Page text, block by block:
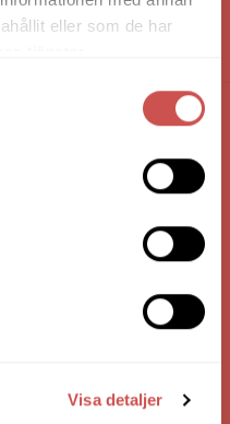
eller som de har
Visa detaljer